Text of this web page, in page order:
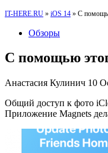
IT-HERE.RU » iOS 14 » C
Обзоры
C помощью
Анастасия Кулинич 10
Общий доступ к фото
Приложение Magnets